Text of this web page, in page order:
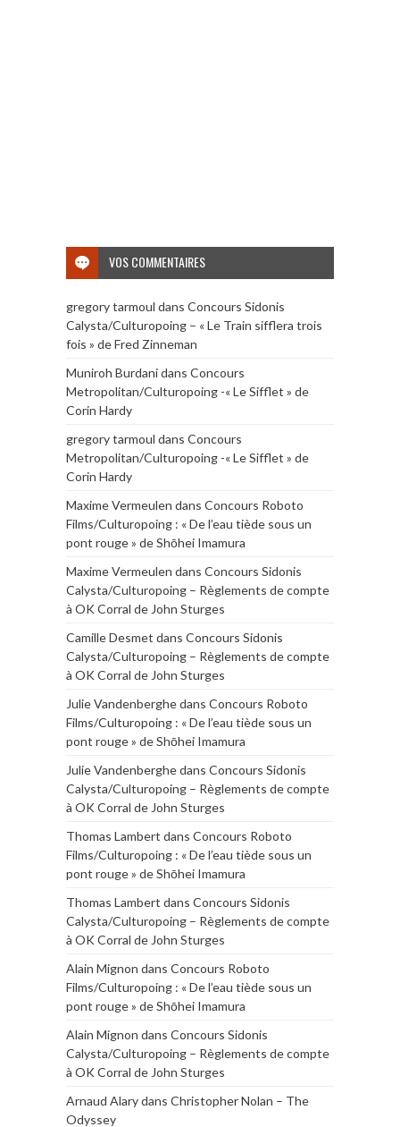
VOS COMMENTAIRES
gregory tarmoul dans Concours Sidonis
Calysta/Culturopoing – « Le Train sifflera trois
fois » de Fred Zinneman
Muniroh Burdanidans Concours
Metropolitan/Culturopoing -« Le Sifflet » de
Corin Hardy
gregory tarmoul dans Concours
Metropolitan/Culturopoing -« Le Sifflet » de
Corin Hardy
Maxime Vermeulen dans Concours Roboto
Films/Culturopoing : « De l’eau tiède sous un
pont rouge » de Shōhei Imamura
Maxime Vermeulen dans Concours Sidonis
Calysta/Culturopoing – Règlements de compte
à OK Corral de John Sturges
Camille Desmet dans Concours Sidonis
Calysta/Culturopoing – Règlements de compte
à OK Corral de John Sturges
Julie Vandenberghedans Concours Roboto
Films/Culturopoing : « De l’eau tiède sous un
pont rouge » de Shōhei Imamura
Julie Vandenberghedans Concours Sidonis
Calysta/Culturopoing – Règlements de compte
à OK Corral de John Sturges
Thomas Lambert dans Concours Roboto
Films/Culturopoing : « De l’eau tiède sous un
pont rouge » de Shōhei Imamura
Thomas Lambert dans Concours Sidonis
Calysta/Culturopoing – Règlements de compte
à OK Corral de John Sturges
Alain Mignon dans Concours Roboto
Films/Culturopoing : « De l’eau tiède sous un
pont rouge » de Shōhei Imamura
Alain Mignon dans Concours Sidonis
Calysta/Culturopoing – Règlements de compte
à OK Corral de John Sturges
Arnaud Alarydans Christopher Nolan – The
Odyssey